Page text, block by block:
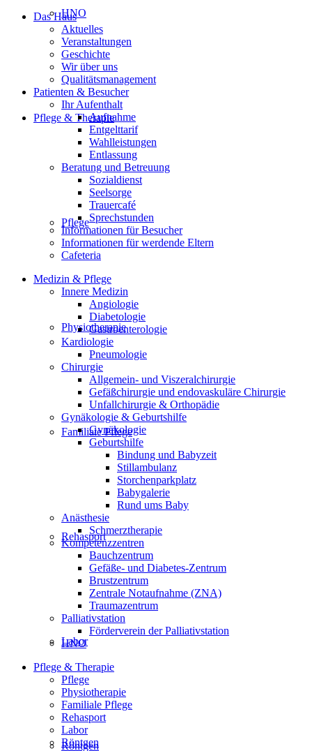
HNO
Pflege & Therapie
Pflege
Physiotherapie
Familiale Pflege
Rehasport
Labor
Röntgen
Das Haus
Aktuelles
Veranstaltungen
Geschichte
Wir über uns
Qualitätsmanagement
Patienten & Besucher
Ihr Aufenthalt
Aufnahme
Entgelttarif
Wahlleistungen
Entlassung
Beratung und Betreuung
Sozialdienst
Seelsorge
Trauercafé
Sprechstunden
Informationen für Besucher
Informationen für werdende Eltern
Cafeteria
Medizin & Pflege
Innere Medizin
Angiologie
Diabetologie
Gastroenterologie
Kardiologie
Pneumologie
Chirurgie
Allgemein- und Viszeralchirurgie
Gefäßchirurgie und endovaskuläre Chirurgie
Unfallchirurgie & Orthopädie
Gynäkologie & Geburtshilfe
Gynäkologie
Geburtshilfe
Bindung und Babyzeit
Stillambulanz
Storchenparkplatz
Babygalerie
Rund ums Baby
Anästhesie
Schmerztherapie
Kompetenzzentren
Bauchzentrum
Gefäße- und Diabetes-Zentrum
Brustzentrum
Zentrale Notaufnahme (ZNA)
Traumazentrum
Palliativstation
Förderverein der Palliativstation
HNO
Pflege & Therapie
Pflege
Physiotherapie
Familiale Pflege
Rehasport
Labor
Röntgen